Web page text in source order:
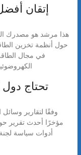
إتقان
حول أنظمة تخزين
تحتاج
وفقًا لتقارير وسائل
أدوات سياسة